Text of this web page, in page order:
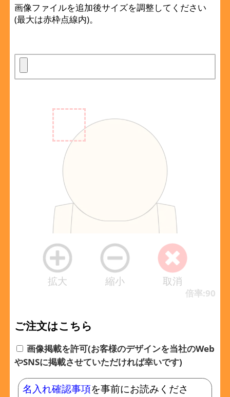
画像ファイルを追加後サイズを調整してください
(最大は赤枠点線内)。
拡大 縮小 取消
倍率:90
ご注文はこちら
画像掲載を許可(お客様のデザインを当社のWeb
やSNSに掲載させていただければ幸いです)
名入れ確認事項を事前にお読みくださ